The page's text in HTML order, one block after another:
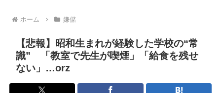
お前らが描いた絵を貼るスレ
ちいかわのモモンガがちんちんに来るんやが
高市早苗、3000万円以上の高級新公用車を購入させ贅を尽...
韓国人「30年前から変わらない日本の女子高生の姿に韓国人...
韓国人さん、ネトウヨの痛いところを突いてしまう。「日本人...
ホーム 嫌儲
【悲報】昭和生まれが経験した学校の“常
識” 「教室で先生が喫煙」「給食を残せ
ない」…orz